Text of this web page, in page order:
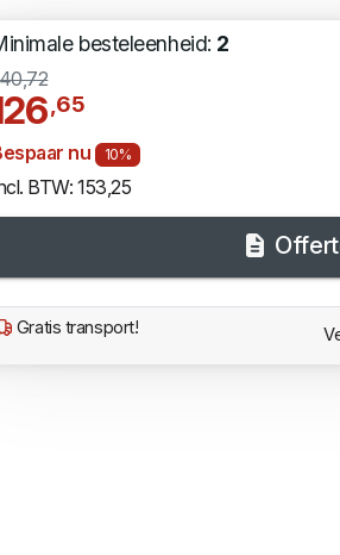
besteleenheid: 2
,65
nu 10%
BTW: 153,25
Gratis transport!